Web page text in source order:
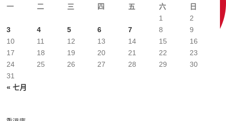
一
二 三 四 五 六 日
« 七月
1
2
3
4 5 6 7 8
9
10
11 12 13 14 15
16
17
18 19 20 21 22
23
24
25 26 27 28 29
30
31